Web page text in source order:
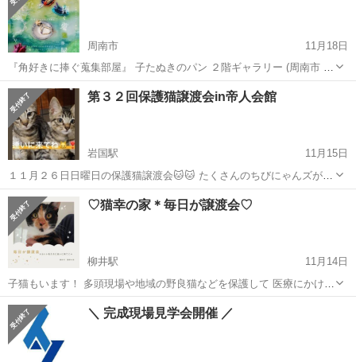
種類のカウ...
周南市
11月18日
『角好きに捧ぐ蒐集部屋』 子たぬきのパン ２階ギャラリー (周南市 鹿
野上1260) 11／23(木)〜12／24(日) 10:00〜17:00 月・火・水曜日休み
山口 周南市 展示会
第３２回保護猫譲渡会in帝人会館
岩国駅
11月15日
１１月２６日日曜日の保護猫譲渡会🐱🐱 たくさんのちびにゃんズが参
加します❣️❣️❣️ 写真以外の子も会場に来る予定です😊 みんな過酷なお外
で生まれ… 心を痛めた保護主さんが治療飼育して大切に育ててきまし
た。 新しい家族...
山口 岩国駅 展示会 会場
♡猫幸の家＊毎日が譲渡会♡
柳井駅
11月14日
子猫もいます！ 多頭現場や地域の野良猫などを保護して 医療にかけ、
里親さまを探す『個人』ボランティア親子です。 譲渡には譲渡条件、
譲渡費用(実際に発生した医療費などのご負担)があり 譲渡契約書にサ
インをしていただいてお...
山口 柳井駅 展示会 野良猫
＼ 完成現場見学会開催 ／